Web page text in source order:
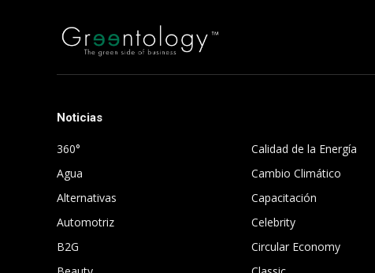
Noticias
360°
Agua
Alternativas
Automotriz
B2G
Calidad de la Energía
Cambio Climático
Capacitación
Celebrity
Circular Economy